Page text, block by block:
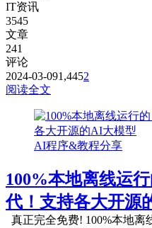
见问题，统一回复： 第一：
接当中的...
IT资讯
3545
文章
241
评论
2024-03-091,4452
阅读全文
AI程序&教程分享
100%本地离线运
代！支持各大开源
真正完全免费! 100%本地离